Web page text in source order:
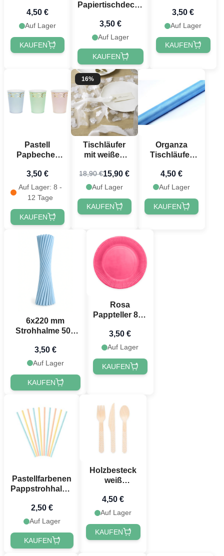
4,50 €
Auf Lager
KAUFEN
Papiertischdecke
3,50 €
Auf Lager
KAUFEN
6x - 12x7,5 cm
3,50 €
Auf Lager
KAUFEN
Pastell
Papbecher
Schleifen 6x -
220 ml
3,50 €
Auf Lager: 8 -
12 Tage
KAUFEN
16%
Tischläufer
mit weißen
Meter
18,90 €15,90 €
Auf Lager
KAUFEN
Organza
Tischläufer
Meter
4,50 €
Auf Lager
KAUFEN
6x220 mm
Strohhalme 50x
wiederverwendbar
3,50 €
Auf Lager
KAUFEN
Rosa
Pappteller 8x -
3,50 €
Auf Lager
KAUFEN
Pastellfarbenen
Pappstrohhalme
2,50 €
Auf Lager
KAUFEN
Holzbesteck
weiß
Teile - 16 cm
4,50 €
Auf Lager
KAUFEN